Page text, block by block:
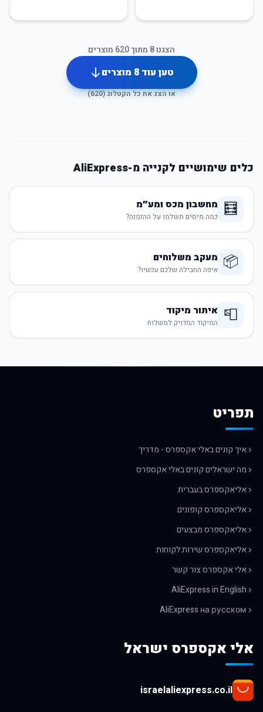
הצגנו8 מתוך620 מוצרים
טען עוד8 מוצרים
או הצג את כל הקטלוג (620
)
כלים שימושיים לקנייה מ-AliExpress
🧮 מחשבון מכס ומע״מ
כמה מיסים תשלמו על ההזמנה?
📦 מעקב משלוחים
איפה החבילה שלכם עכשיו?
📮 איתור מיקוד
המיקוד המדויק למשלוח
תפריט
איך קונים באלי אקספרס - מדריך
מה ישראלים קונים באלי אקספרס
אליאקספרס בעברית
אליאקספרס קופונים
אליאקספרס מבצעים
אליאקספרס שירות לקוחות
אלי אקספרס צור קשר
AliExpress in English
AliExpress на русском
אלי אקספרס ישראל
israelaliexpress.co.il